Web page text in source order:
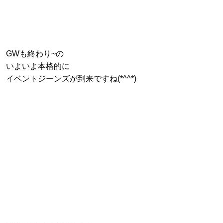
GWも終わり~の
いよいよ本格的に
イベントジーンズが到来ですね(*^^*)